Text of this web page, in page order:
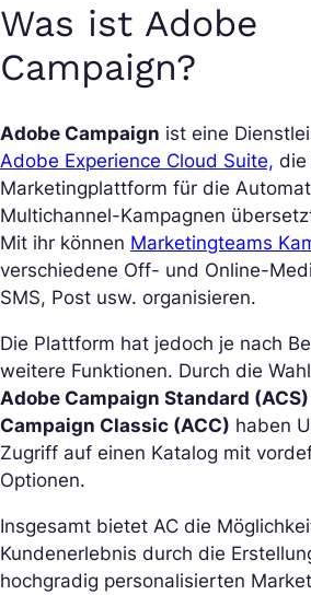
Was ist Adobe
Campaign?
Adobe Campaign ist eine
Adobe Experience Cloud Suite, die
Marketingplattform für die
Multichannel-Kampagnen
Mit ihr können Marketingteams
verschiedene Off- und Online-
SMS, Post usw. organisieren.
Die Plattform hat jedoch je nach
weitere Funktionen. Durch die
Adobe Campaign Standard
Campaign Classic (ACC) haben
Zugriff auf einen Katalog mit
Optionen.
Insgesamt bietet AC die
Kundenerlebnis durch die
hochgradig personalisierten